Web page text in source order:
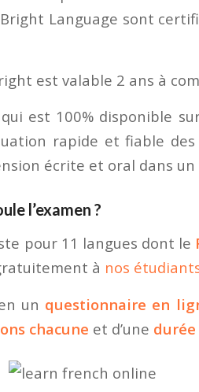
Language sont
est valable 2 ans à
qui est 100% disponible
rapide et fiable
écrite et oral dans
l’examen ?
pour 11 langues dont le
à nos
un questionnaire en
chacune et d’une